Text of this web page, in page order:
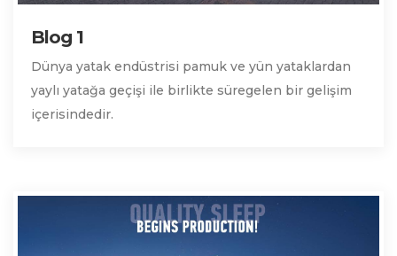
Blog 1
Dünya yatak endüstrisi pamuk ve yün yataklardan
yaylı yatağa geçişi ile birlikte süregelen bir gelişim
içerisindedir.